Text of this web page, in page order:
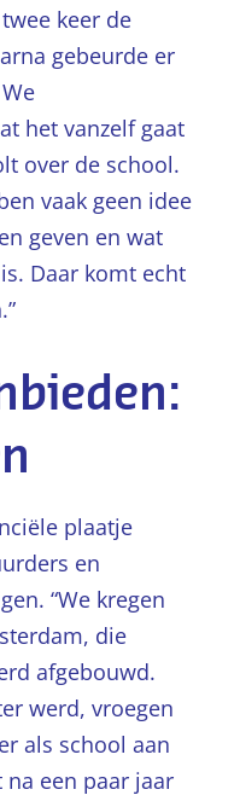
keer de
gebeurde er
het vanzelf gaat
over de school.
vaak geen idee
geven en wat
Daar komt echt
plaatje
en
“We kregen
die
afgebouwd.
werd, vroegen
als school aan
een paar jaar